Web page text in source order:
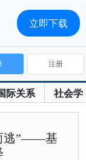
际关系 社会学
注册
逃”——基
立即下载